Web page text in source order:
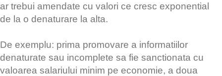
ar trebui amendate cu valori ce cresc exponential
de la o denaturare la alta.
De exemplu: prima promovare a informatiilor
denaturate sau incomplete sa fie sanctionata cu
valoarea salariului minim pe economie, a doua